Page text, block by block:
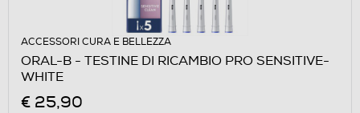
ACCESSORI CURA E BELLEZZA
ORAL-B - TESTINE DI RICAMBIO PRO SENSITIVE-
WHITE
€ 25,90